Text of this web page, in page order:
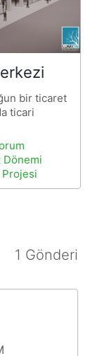
bir ticaret
ticari
Dönemi
Projesi
1 Gönderi